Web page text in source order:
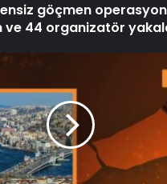
göçmen
ve 44 organizatör